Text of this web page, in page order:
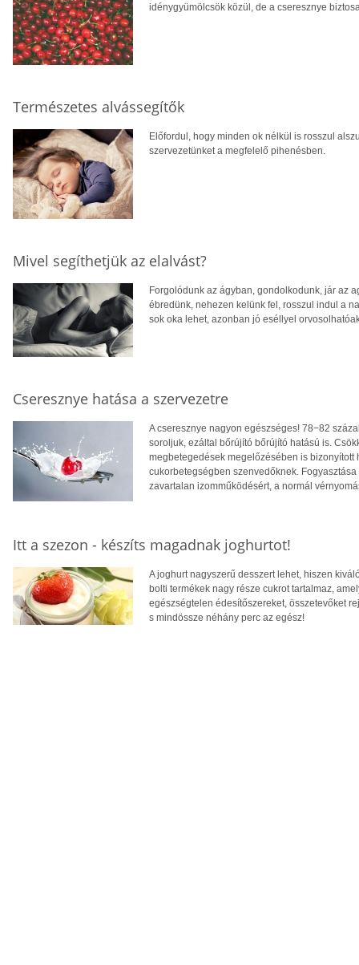
idénygyümölcsök közül, de a cseresznye
Természetes alvássegítők
Előfordul, hogy minden ok nélkül is rosszul
szervezetünket a megfelelő pihenésben.
Mivel segíthetjük az elalvást?
Forgolódunk az ágyban, gondolkodunk, jár az
ébredünk, nehezen kelünk fel, rosszul indul a
sok oka lehet, azonban jó eséllyel
Cseresznye hatása a szervezetre
A cseresznye nagyon egészséges! 78−82
soroljuk, ezáltal bőrújító bőrújító hatású is.
megbetegedések megelőzésében is
cukorbetegségben szenvedőknek.
zavartalan izomműködésért, a normál
Itt a szezon - készíts magadnak joghurtot!
A joghurt nagyszerű desszert lehet, hiszen
bolti termékek nagy része cukrot tartalmaz,
egészségtelen édesítőszereket, összetevőket
s mindössze néhány perc az egész!